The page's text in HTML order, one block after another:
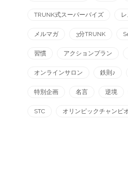
TRUNK式スーパーバイズ
メルマガ 3分TRUNK
習慣 アクションプラン
オンラインサロン 鉄則♪
特別企画 名言 逆境
STC オリンピックチャンピ